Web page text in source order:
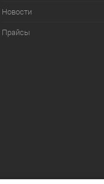
Новости
Прайсы